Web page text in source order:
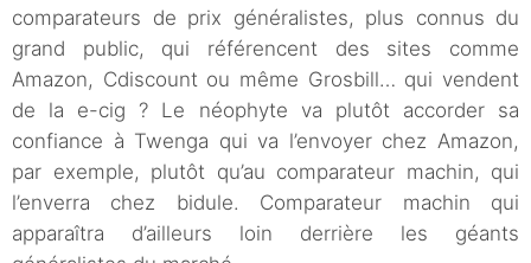
comparateurs de prix généralistes, plus connus du
grand public, qui référencent des sites comme
Amazon, Cdiscount ou même Grosbill… qui vendent
de la e-cig ? Le néophyte va plutôt accorder sa
confiance à Twenga qui va l’envoyer chez Amazon,
par exemple, plutôt qu’au comparateur machin, qui
l’enverra chez bidule. Comparateur machin qui
apparaîtra d’ailleurs loin derrière les géants